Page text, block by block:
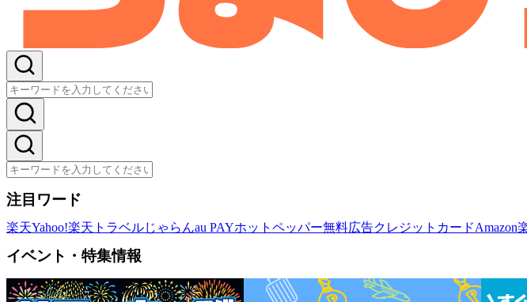
注目ワード
楽天Yahoo!楽天トラベルじゃらんau PAYホットペッパー無料広告クレジットカードAmazon
イベント・特集情報